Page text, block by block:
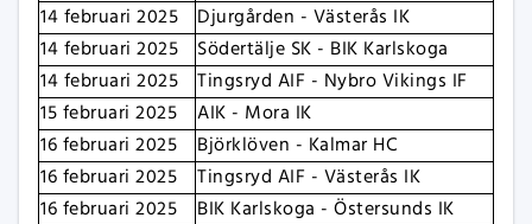
14 februari 2025
Djurgården - Västerås IK
14 februari 2025
Södertälje SK - BIK Karlskoga
14 februari 2025
Tingsryd AIF - Nybro Vikings IF
15 februari 2025
AIK - Mora IK
16 februari 2025
Björklöven - Kalmar HC
16 februari 2025
Tingsryd AIF - Västerås IK
16 februari 2025
BIK Karlskoga - Östersunds IK